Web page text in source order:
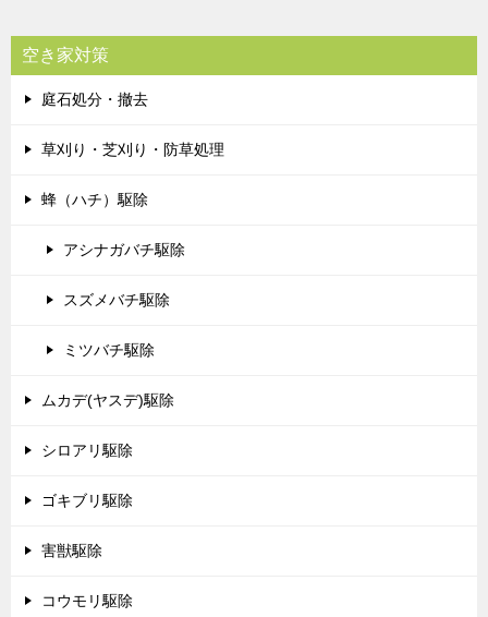
空き家対策
庭石処分・撤去
草刈り・芝刈り・防草処理
蜂（ハチ）駆除
アシナガバチ駆除
スズメバチ駆除
ミツバチ駆除
ムカデ(ヤスデ)駆除
シロアリ駆除
ゴキブリ駆除
害獣駆除
コウモリ駆除